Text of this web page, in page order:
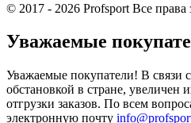
© 2017 - 2026 Profsport Все
Уважаемые
Уважаемые покупатели! В связи
обстановкой в стране, увеличен
отгрузки заказов. По всем
электронную почту